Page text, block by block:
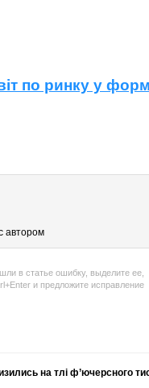
по ринку у
автором
в статье ошибку, выделите ее,
и предложите исправление
на тлі ф’ючерсного